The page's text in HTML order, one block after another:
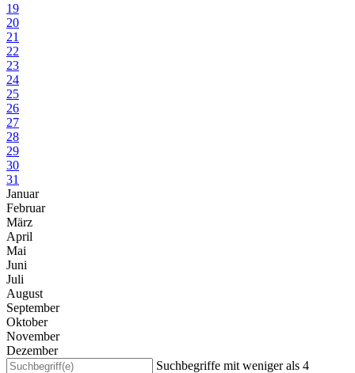
19
20
21
22
23
24
25
26
27
28
29
30
31
Januar
Februar
März
April
Mai
Juni
Juli
August
September
Oktober
November
Dezember
Suchbegriffe mit weniger als 4